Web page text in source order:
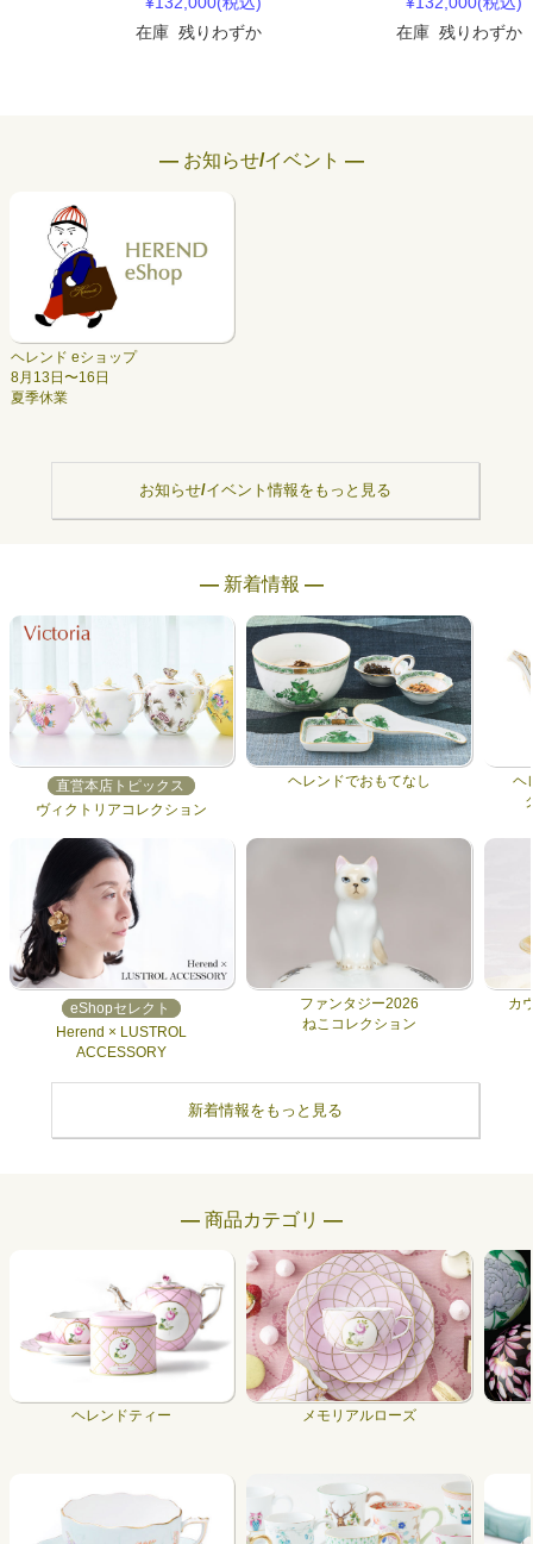
在庫 残りわずか
在庫 残りわずか
― お知らせ/イベント ―
ヘレンド eショップ
8月13日〜16日
夏季休業
お知らせ/イベント情報をもっと見る
― 新着情報 ―
直営本店トピックス
ヴィクトリアコレクション
eShopセレクト
Herend × LUSTROL
ACCESSORY
ヘレンドでおもてなし
ファンタジー2026
ねこコレクション
ヘ
カ
新着情報をもっと見る
― 商品カテゴリ ―
ヘレンドティー メモリアルローズ